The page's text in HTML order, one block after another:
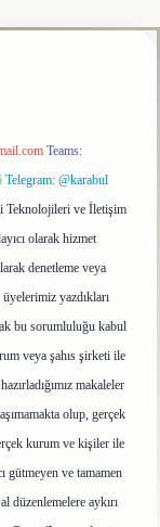
Teams:
Telegram: @karabul
Teknolojileri ve İletişim
olarak hizmet
denetleme veya
yazdıkları
bu sorumluluğu kabul
veya şahıs şirketi ile
makaleler
olup, gerçek
kurum ve kişiler ile
gütmeyen ve tamamen
düzenlemelere aykırı